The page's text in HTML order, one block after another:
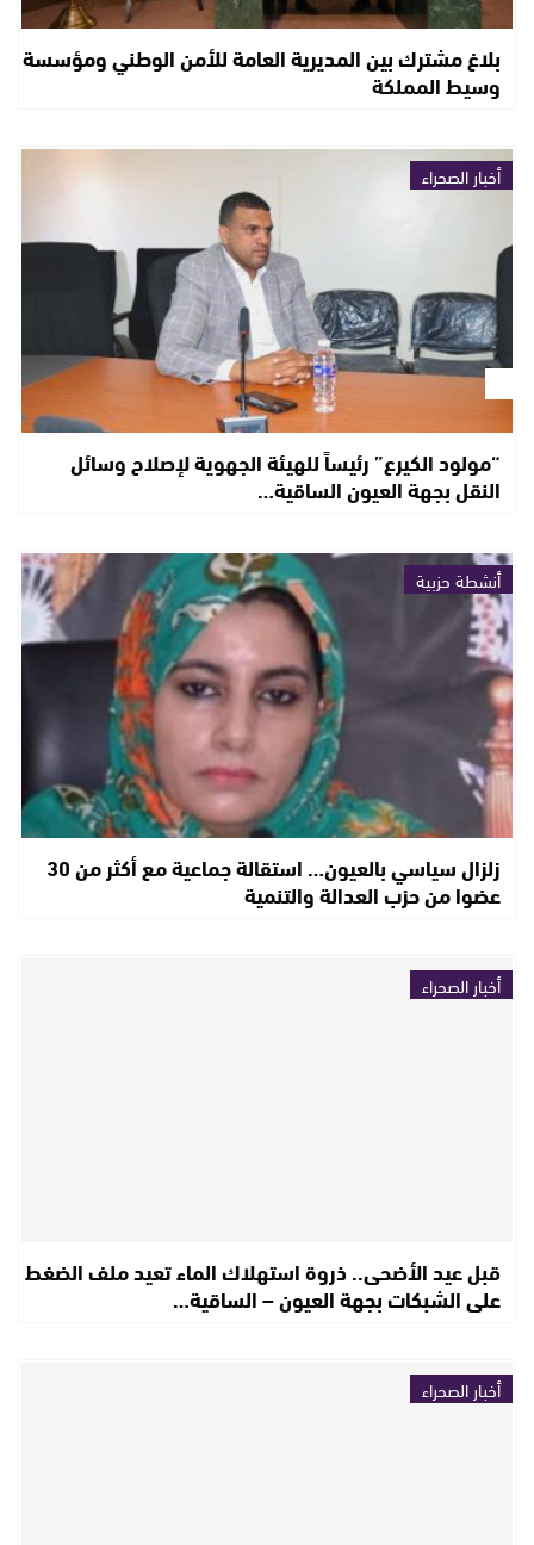
بلاغ مشترك بين المديرية العامة للأمن الوطني ومؤسسة
وسيط المملكة
أخبار الصحراء
“مولود الكيرع” رئيساً للهيئة الجهوية لإصلاح وسائل
النقل بجهة العيون الساقية…
أنشطة حزبية
زلزال سياسي بالعيون… استقالة جماعية مع أكثر من 30
عضوا من حزب العدالة والتنمية
أخبار الصحراء
قبل عيد الأضحى.. ذروة استهلاك الماء تعيد ملف الضغط
على الشبكات بجهة العيون – الساقية…
أخبار الصحراء